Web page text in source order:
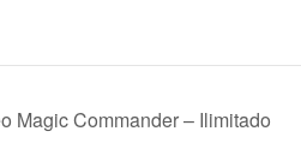
Magic Commander – Ilimitado